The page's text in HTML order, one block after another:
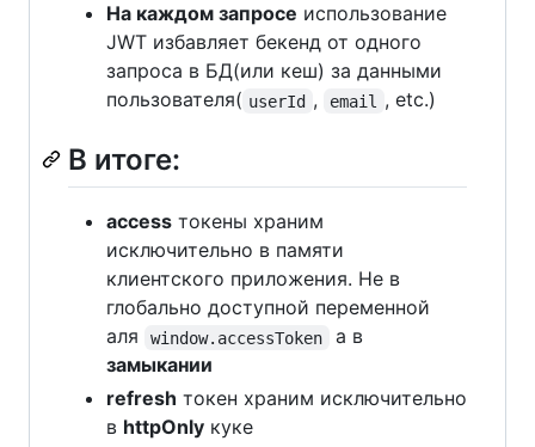
На каждом запросе использование
JWT избавляет бекенд от одного
запроса в БД(или кеш) за данными
пользователя( userId , email , etc.)
В итоге:
access токены храним
исключительно в памяти
клиентского приложения. Не в
глобально доступной переменной
аля
window.accessToken
а в
замыкании
refresh токен храним исключительно
в httpOnly куке